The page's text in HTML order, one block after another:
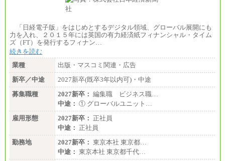
「日経電子版」をはじめとするデジタル領域、グローバル展開にも
力を入れ、２０１５年には英国の有力経済紙フィナンシャル・タイム
ズ（FT）を発行するフィナン…
続きを読む
業種
出版・マスコミ関連・広告
新卒／中途
2027新卒(既卒3年以内可)・中途
募集職種
2027新卒： 編集職 ビジネス職…
中途： ① グローバルユニット…
雇用形態
2027新卒： 正社員
中途： 正社員
勤務地
2027新卒： 東京本社 東京都…
中途： 東京本社 東京都千代…